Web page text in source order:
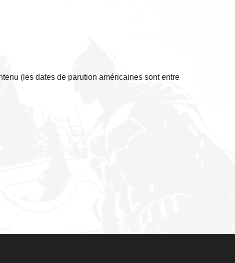
(les dates de parution américaines sont entre